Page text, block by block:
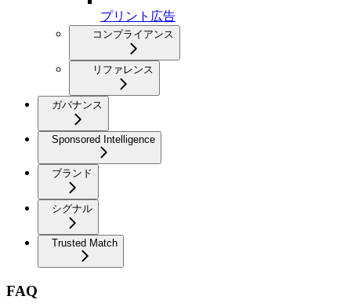
プリント広告
コンプライアンス
リファレンス
ガバナンス
Sponsored Intelligence
ブランド
シグナル
Trusted Match
FAQ